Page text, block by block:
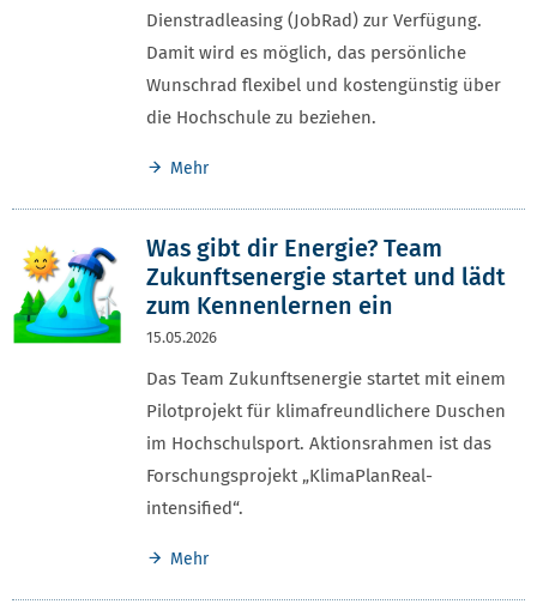
Dienstradleasing (JobRad) zur Verfügung.
Damit wird es möglich, das persönliche
Wunschrad flexibel und kostengünstig über
die Hochschule zu beziehen.
Mehr
Was gibt dir Energie? Team
Zukunftsenergie startet und lädt
zum Kennenlernen ein
15.05.2026
Das Team Zukunftsenergie startet mit einem
Pilotprojekt für klimafreundlichere Duschen
im Hochschulsport. Aktionsrahmen ist das
Forschungsprojekt „KlimaPlanReal-
intensified“.
Mehr